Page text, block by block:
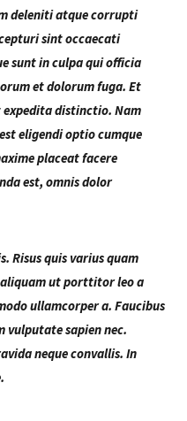
deleniti atque corrupti
sint occaecati
sunt in culpa qui officia
et dolorum fuga. Et
distinctio. Nam
eligendi optio cumque
placeat facere
est, omnis dolor
Risus quis varius quam
aliquam ut porttitor leo a
ullamcorper a. Faucibus
vulputate sapien nec.
neque convallis. In